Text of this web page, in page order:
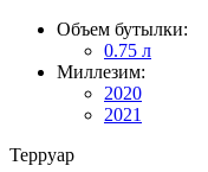
Объем бутылки:
0.75 л
Миллезим:
2020
2021
Терруар